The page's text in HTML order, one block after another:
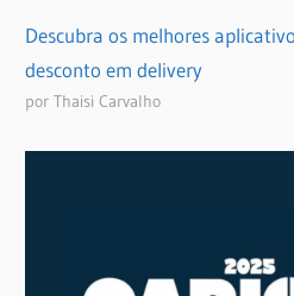
Descubra os melhores
desconto em delivery
por Thaisi Carvalho